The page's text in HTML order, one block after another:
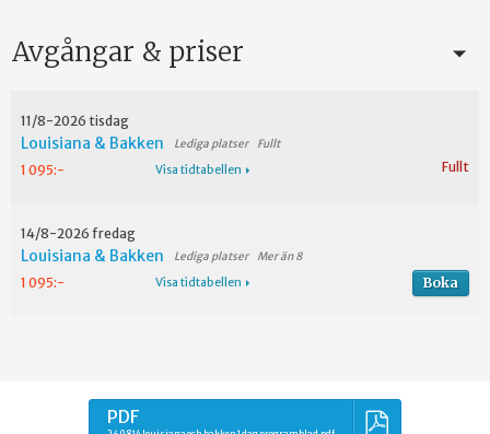
Avgångar & priser
11/8-2026 tisdag
Louisiana & Bakken Fullt
1 095:- Fullt
Visa tidtabellen
14/8-2026 fredag
Louisiana & Bakken Mer än 8
1 095:- Boka
Visa tidtabellen
PDF